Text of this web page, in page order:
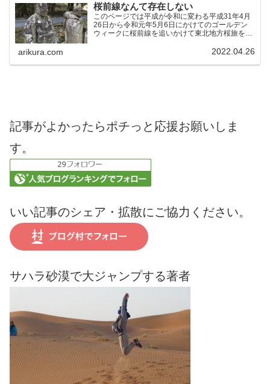
桜前線なんて存在しない
このページでは平成が令和に変わる平成31年4月
26日から令和元年5月6日にかけてのゴールデン
ウィークに桜前線を追いかけて東北地方桜旅を車
のです。（結論）「桜前線なんてものはテレビの
arikura.com 2022.04.26
記事がよかったらポチっと応援お願いしま
す。
いい記事のシェア・拡散にご協力ください。
サハラ砂漠で大ジャンプする著者